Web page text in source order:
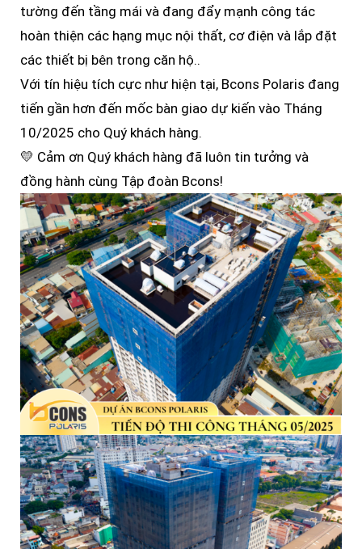
tường đến tầng mái và đang đẩy mạnh công tác
hoàn thiện các hạng mục nội thất, cơ điện và lắp đặt
các thiết bị bên trong căn hộ..
Với tín hiệu tích cực như hiện tại, Bcons Polaris đang
tiến gần hơn đến mốc bàn giao dự kiến vào Tháng
10/2025 cho Quý khách hàng.
💛 Cảm ơn Quý khách hàng đã luôn tin tưởng và
đồng hành cùng Tập đoàn Bcons!